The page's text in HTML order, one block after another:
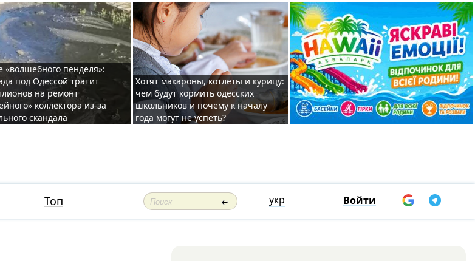
«волшебного пенделя»:
под Одессой тратит
на ремонт
коллектора из-за
скандала
Хотят макароны, котлеты и курицу:
чем будут кормить одесских
школьников и почему к началу
года могут не успеть?
Топ укр Войти